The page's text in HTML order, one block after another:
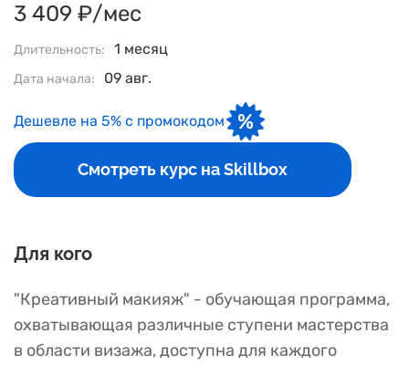
3 409 ₽/мес
Длительность: 1 месяц
Дата начала: 09 авг.
Дешевле на 5% с промокодом
Смотреть курс на Skillbox
Для кого
"Креативный макияж" - обучающая программа,
охватывающая различные ступени мастерства
в области визажа, доступна для каждого